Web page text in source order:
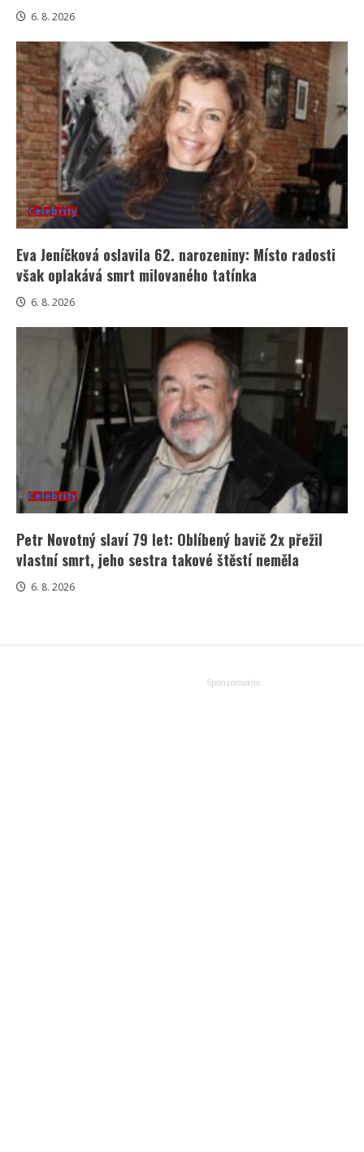
6. 8. 2026
Celebrity
Eva Jeníčková oslavila 62. narozeniny: Místo radosti
však oplakává smrt milovaného tatínka
6. 8. 2026
Celebrity
Petr Novotný slaví 79 let: Oblíbený bavič 2x přežil
vlastní smrt, jeho sestra takové štěstí neměla
6. 8. 2026